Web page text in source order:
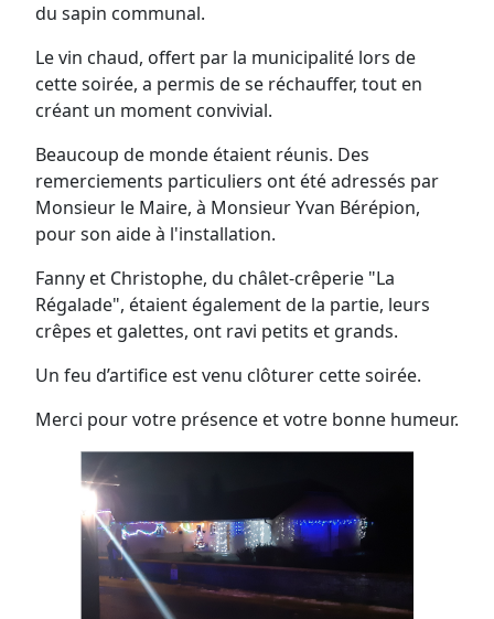
du sapin communal.
Le vin chaud, offert par la municipalité lors de
cette soirée, a permis de se réchauffer, tout en
créant un moment convivial.
Beaucoup de monde étaient réunis. Des
remerciements particuliers ont été adressés par
Monsieur le Maire, à Monsieur Yvan Bérépion,
pour son aide à l'installation.
Fanny et Christophe, du châlet-crêperie "La
Régalade", étaient également de la partie, leurs
crêpes et galettes, ont ravi petits et grands.
Un feu d’artifice est venu clôturer cette soirée.
Merci pour votre présence et votre bonne humeur.